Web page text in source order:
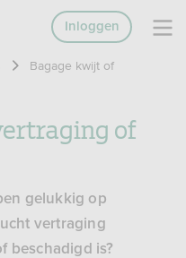
Inloggen
Bagage kwijt of
of
gelukkig op
vertraging
beschadigd is?